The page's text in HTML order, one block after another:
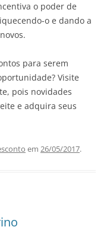
o poder de
o e dando a
para serem
Visite
pois novidades
e adquira seus
em 26/05/2017.